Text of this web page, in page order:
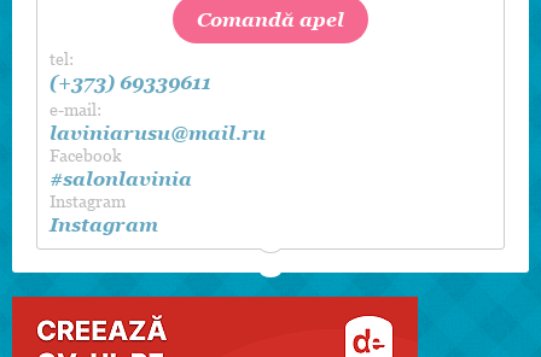
Comandă apel
tel:
(+373) 69339611
e-mail:
laviniarusu@mail.ru
Facebook
#salonlavinia
Instagram
Instagram